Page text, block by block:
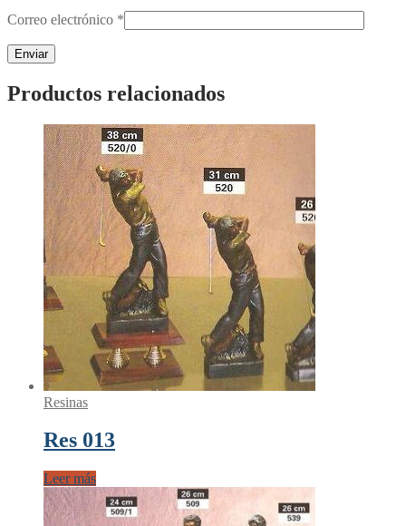
Correo electrónico *
Productos relacionados
Resinas
Res 013
Leer más